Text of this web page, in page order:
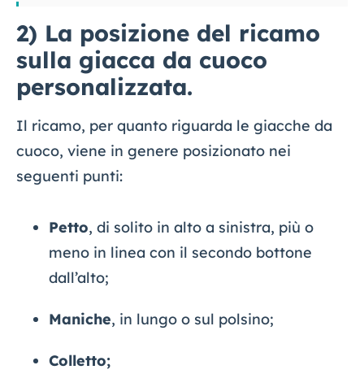
2) La posizione del ricamo
sulla giacca da cuoco
personalizzata.
Il ricamo, per quanto riguarda le giacche da
cuoco, viene in genere posizionato nei
seguenti punti:
Petto, di solito in alto a sinistra, più o
meno in linea con il secondo bottone
dall’alto;
Maniche, in lungo o sul polsino;
Colletto;